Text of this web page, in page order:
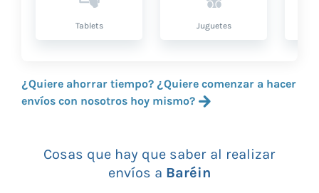
Tablets Juguetes
¿Quiere ahorrar tiempo? ¿Quiere comenzar a hacer
envíos con nosotros hoy mismo?
Cosas que hay que saber al realizar
envíos a Baréin